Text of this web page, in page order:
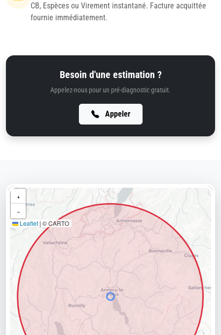
CB, Espèces ou Virement instantané. Facture acquittée
fournie immédiatement.
Besoin d'une estimation ?
Appelez-nous pour un pré-diagnostic gratuit.
Appeler
+
−
Leaflet | © CARTO